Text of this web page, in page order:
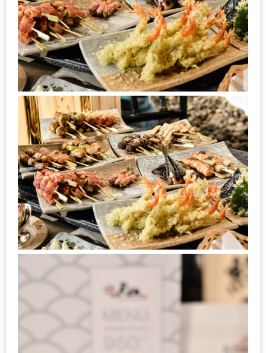
เป็น
ส่วน
ตัว
นโยบาย
ความ
เป็น
ส่วน
ตัว
ประกาศ
ผล
ผู้
โชค
ดี
กับ
น้า
อ้วน
ครั้ง